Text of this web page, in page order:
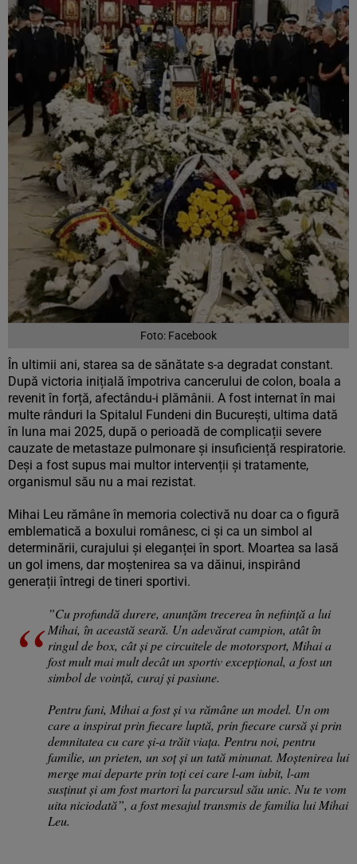
Foto: Facebook
În ultimii ani, starea sa de sănătate s-a degradat constant.
După victoria inițială împotriva cancerului de colon, boala a
revenit în forță, afectându-i plămânii. A fost internat în mai
multe rânduri la Spitalul Fundeni din București, ultima dată
în luna mai 2025, după o perioadă de complicații severe
cauzate de metastaze pulmonare și insuficiență respiratorie.
Deși a fost supus mai multor intervenții și tratamente,
organismul său nu a mai rezistat.
Mihai Leu rămâne în memoria colectivă nu doar ca o figură
emblematică a boxului românesc, ci și ca un simbol al
determinării, curajului și eleganței în sport. Moartea sa lasă
un gol imens, dar moștenirea sa va dăinui, inspirând
generații întregi de tineri sportivi.
”Cu profundă durere, anunțăm trecerea în neființă a lui
Mihai, în această seară. Un adevărat campion, atât în
ringul de box, cât și pe circuitele de motorsport, Mihai a
fost mult mai mult decât un sportiv excepțional, a fost un
simbol de voință, curaj și pasiune.
Pentru fani, Mihai a fost și va rămâne un model. Un om
care a inspirat prin fiecare luptă, prin fiecare cursă și prin
demnitatea cu care și-a trăit viața. Pentru noi, pentru
familie, un prieten, un soț și un tată minunat. Moștenirea lui
merge mai departe prin toți cei care l-am iubit, l-am
susținut și am fost martori la parcursul său unic. Nu te vom
uita niciodată”, a fost mesajul transmis de familia lui Mihai
Leu.